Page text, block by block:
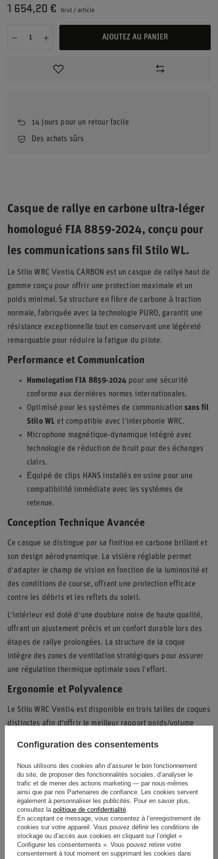
1 654,20 € brut / article
AJOUTEZ AU PANIER
14 jours pour un retour facile
Des achats sûrs
Casque de rallye en carbone ultra-léger
homologué FIA 8859-2024, conçu pour
les communications sans fil Stilo WL.
Le Stilo WRC Venti4 CARBON est un casque de rallye haut de
gamme conçu pour offrir une protection maximale et un
poids minimal. Sa structure en fibre de carbone à traction
normale, fabriquée avec la technologie PURO, garantit une
résistance exceptionnelle tout en conservant une légèreté
remarquable pour réduire la fatigue du pilote.
Performance et Communication
Homologation FIA 8859-2024 pour une sécurité
conforme aux dernières normes internationales.
Optimisé pour les systèmes de communicationsans fil
Stilo WL et compatible avec l'interphonie WRC.
Microphone magnétique-dynamique intégré avec
technologie de réduction de bruit pour des échanges
clairs.
Équipé de clips HANS installés en usine pour une
compatibilité immédiate avec les systèmes de
retenue.
Conception Technique Avancée
Ce casque se distingue par sa finition en carbone brillant et
son design aérodynamique. La visière réglable permet
d'adapter le champ de vision en fonction de la luminosité et
des conditions de course, offrant une protection efficace
contre les débris et les reflets du soleil.
L'intérieur est doté d'une doublure noire de haute qualité,
offrant un ajustement précis et un confort durable lors des
étapes de rallye prolongées. La structure de la coque
intègre des zones de ventilation stratégiques pour assurer
une régulation thermique optimale sous l'effort.
Ergonomie et Polyvalence
Le Stilo WRC Venti4 est disponible en trois tailles de coques
distinctes afin d'offrir le meilleur rapport poids/volume
g, ce qui en fait l'un des modèles les plus compétitifs du
marché pour les pilotes exigeants.
Le port de communication situé sur le côté permet une
connexion rapide et sécurisée aux systèmes radio
embarqués. Ce casque représente l'équilibre parfait entre
technologie de pointeet sécurité rigoureuse pour le sport
automobile professionnel.
Configuration des consentements
Nous utilisons des cookies afin d’assurer le bon fonctionnement
du site, de proposer des fonctionnalités sociales, d’analyser le
trafic et de mener des actions marketing — par nous-mêmes
ainsi que par nos Partenaires de confiance. Les cookies servent
également à personnaliser les publicités. Pour en savoir plus,
consultez la politique de confidentialité.
En acceptant ce message, vous consentez à l’enregistrement de
cookies sur votre appareil. Vous pouvez définir les conditions de
stockage ou d’accès aux cookies en cliquant sur l’onglet «
Configurer les consentements ». Vous pouvez retirer votre
consentement à tout moment en supprimant les cookies dans